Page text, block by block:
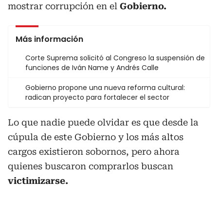
mostrar corrupción en el Gobierno.
Más información
Corte Suprema solicitó al Congreso la suspensión de
funciones de Iván Name y Andrés Calle
Gobierno propone una nueva reforma cultural:
radican proyecto para fortalecer el sector
Lo que nadie puede olvidar es que desde la
cúpula de este Gobierno y los más altos
cargos existieron sobornos, pero ahora
quienes buscaron comprarlos buscan
victimizarse.